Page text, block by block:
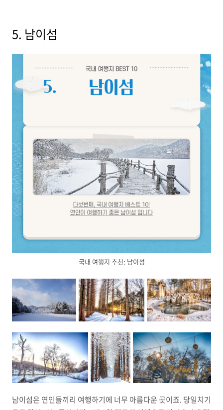
5. 남이섬
국내 여행지 추천: 남이섬
남이섬은 연인들끼리 여행하기에 너무 아름다운 곳이죠. 당일치기